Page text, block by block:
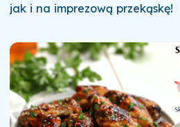
jak i na imprezową przekąskę!